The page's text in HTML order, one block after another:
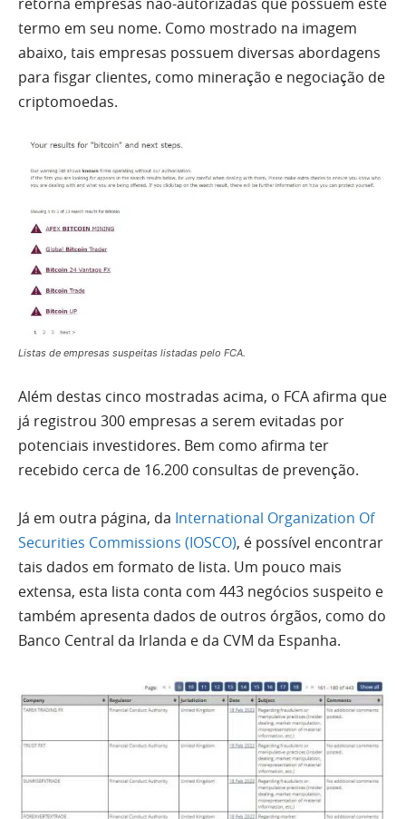
termo em seu nome. Como mostrado na imagem
abaixo, tais empresas possuem diversas abordagens
para fisgar clientes, como mineração e negociação de
criptomoedas.
Listas de empresas suspeitas listadas pelo FCA.
Além destas cinco mostradas acima, o FCA afirma que
já registrou 300 empresas a serem evitadas por
potenciais investidores. Bem como afirma ter
recebido cerca de 16.200 consultas de prevenção.
Já em outra página, da International Organization Of
Securities Commissions (IOSCO), é possível encontrar
tais dados em formato de lista. Um pouco mais
extensa, esta lista conta com 443 negócios suspeito e
também apresenta dados de outros órgãos, como do
Banco Central da Irlanda e da CVM da Espanha.